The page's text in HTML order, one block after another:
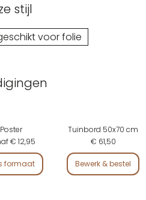
stijl
voor folie
Poster
€ 12,95
formaat
Tuinbord 50x70 cm
€ 61,50
Bewerk & bestel